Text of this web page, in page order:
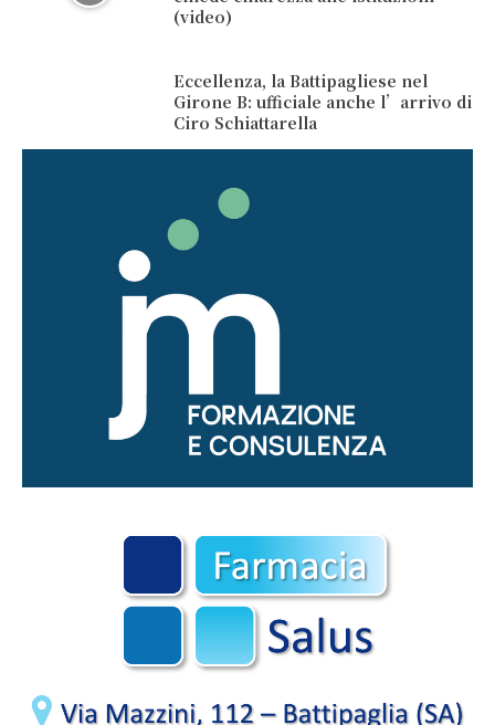
(video)
Eccellenza, la Battipagliese nel
Girone B: ufficiale anche l’arrivo di
Ciro Schiattarella